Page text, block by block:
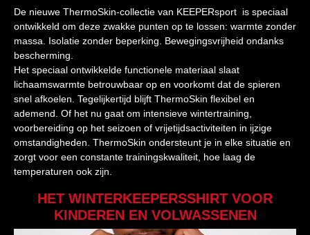
De nieuwe ThermoSkin-collectie van KEEPERsport is speciaal
ontwikkeld om deze zwakke punten op te lossen: warmte zonder
massa. Isolatie zonder beperking. Bewegingsvrijheid ondanks
bescherming.
Het speciaal ontwikkelde functionele materiaal slaat
lichaamswarmte betrouwbaar op en voorkomt dat de spieren
snel afkoelen. Tegelijkertijd blijft ThermoSkin flexibel en
ademend. Of het nu gaat om intensieve wintertraining,
voorbereiding op het seizoen of vrijetijdsactiviteiten in ijzige
omstandigheden. ThermoSkin ondersteunt je in elke situatie en
zorgt voor een constante trainingskwaliteit, hoe laag de
temperaturen ook zijn.
HET WINTERKEEPERSSHIRT VOOR
KINDEREN EN VOLWASSENEN